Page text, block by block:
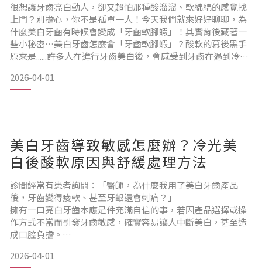
很想讓牙齒亮白動人，卻又超怕那種酸溜溜、軟綿綿的感覺找
上門？別擔心，你不是孤單一人！今天我們就來好好聊聊，為
什麼美白牙齒有時候會變成「牙齒軟腳蝦」！其實背後藏著一
些小秘密…美白牙齒怎麼會「牙齒軟腳蝦」？酸軟的幕後黑手
原來是......許多人在進行牙齒美白後，會感受到牙齒在遇到冷
呢？以下是幾種常見的原因：1. 牙釉質受損或磨損，導致牙本
質暴露： 牙釉質是牙齒最外層的堅硬保護層，主要成分是礦物
2026-04-01
美白牙齒導致敏感怎麼辦？冷光美
白後酸軟原因與舒緩處理方法
診間經常有患者詢問：「醫師，為什麼我用了美白牙齒產品
後，牙齒變得痠軟、甚至牙齦還會刺痛？」
擁有一口亮白牙齒本應是件充滿自信的事，若因產品選擇或操
作方式不當而引發牙齒敏感，確實容易讓人中斷美白，甚至造
成口腔負擔。
處理？又有哪些方式能讓居家美白更溫和、安全？
2026-04-01